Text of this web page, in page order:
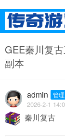
GEE秦川复
副本
admin 管
2026-2-1
秦川复古